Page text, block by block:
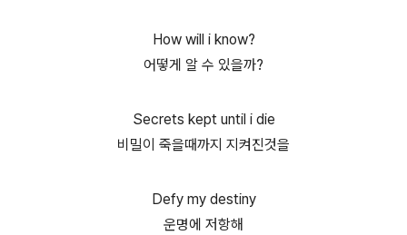
How will i know?
어떻게 알 수 있을까?
Secrets kept until i die
비밀이 죽을때까지 지켜진것을
Defy my destiny
운명에 저항해